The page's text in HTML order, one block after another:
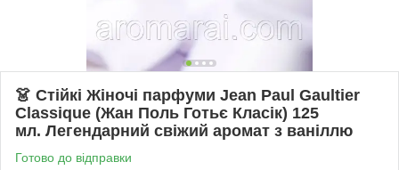
👗 Стійкі Жіночі парфуми Jean Paul Gaultier
Classique (Жан Поль Готьє Класік) 125
мл. Легендарний свіжий аромат з ваніллю
Готово до відправки